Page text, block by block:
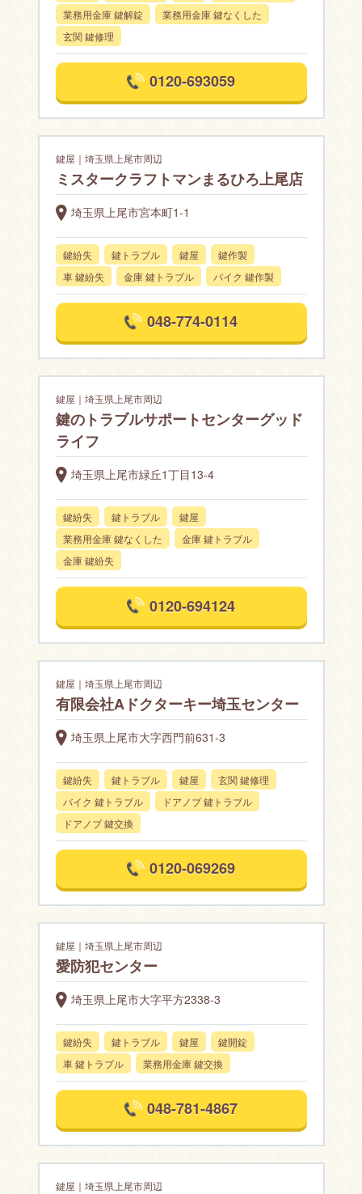
業務用金庫 鍵解錠
業務用金庫 鍵なくした
玄関 鍵修理
0120-693059
鍵屋｜埼玉県上尾市周辺
ミスタークラフトマンまるひろ上尾店
埼玉県上尾市宮本町1-1
鍵紛失 鍵トラブル 鍵屋
鍵作製
車 鍵紛失
金庫 鍵トラブル バイク 鍵作製
048-774-0114
鍵屋｜埼玉県上尾市周辺
鍵のトラブルサポートセンターグッド
ライフ
埼玉県上尾市緑丘1丁目13-4
鍵紛失 鍵トラブル
鍵屋
業務用金庫 鍵なくした
金庫 鍵トラブル
金庫 鍵紛失
0120-694124
鍵屋｜埼玉県上尾市周辺
有限会社Aドクターキー埼玉センター
埼玉県上尾市大字西門前631-3
鍵紛失 鍵トラブル 鍵屋
玄関 鍵修理
バイク 鍵トラブル
ドアノブ 鍵トラブル
ドアノブ 鍵交換
0120-069269
鍵屋｜埼玉県上尾市周辺
愛防犯センター
埼玉県上尾市大字平方2338-3
鍵紛失 鍵トラブル 鍵屋
鍵開錠
車 鍵トラブル
業務用金庫 鍵交換
048-781-4867
鍵屋｜埼玉県上尾市周辺